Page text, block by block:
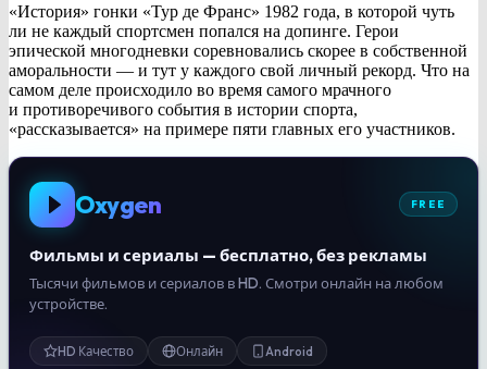
«История» гонки «Тур де Франс» 1982 года, в которой чуть
ли не каждый спортсмен попался на допинге. Герои
эпической многодневки соревновались скорее в собственной
аморальности — и тут у каждого свой личный рекорд. Что на
самом деле происходило во время самого мрачного
и противоречивого события в истории спорта,
«рассказывается» на примере пяти главных его участников.
Oxygen FREE
Фильмы и сериалы — бесплатно, без рекламы
Тысячи фильмов и сериалов в HD. Смотри онлайн на любом
устройстве.
HD Качество Онлайн Android